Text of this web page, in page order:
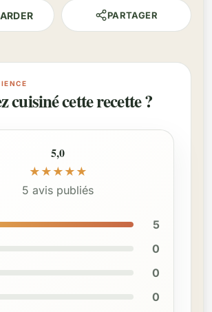
PARTAGER
cuisiné cette recette ?
5,0
★ ★ ★ ★ ★
5 avis publiés
5
0
0
0